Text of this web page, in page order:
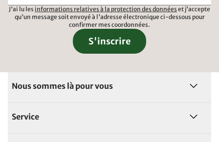
J'ai lu les informations relatives à la protection des données et j'accepte
qu'un message soit envoyé à l'adresse électronique ci-dessous pour
confirmer mes coordonnées.
S'inscrire
Nous sommes là pour vous
Service